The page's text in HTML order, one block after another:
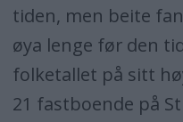
Raet som ble
innlandsisen som
skjedde under
tiden, men beite
øya lenge før den
folketallet på sitt
21 fastboende på